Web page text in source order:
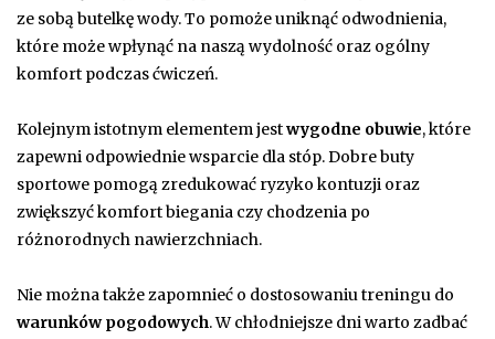
ze sobą butelkę wody. To pomoże uniknąć odwodnienia,
które może wpłynąć na naszą wydolność oraz ogólny
komfort podczas ćwiczeń.
Kolejnym istotnym elementem jestwygodne obuwie, które
zapewni odpowiednie wsparcie dla stóp. Dobre buty
sportowe pomogą zredukować ryzyko kontuzji oraz
zwiększyć komfort biegania czy chodzenia po
różnorodnych nawierzchniach.
Nie można także zapomnieć o dostosowaniu treningu do
warunków pogodowych. W chłodniejsze dni warto zadbać